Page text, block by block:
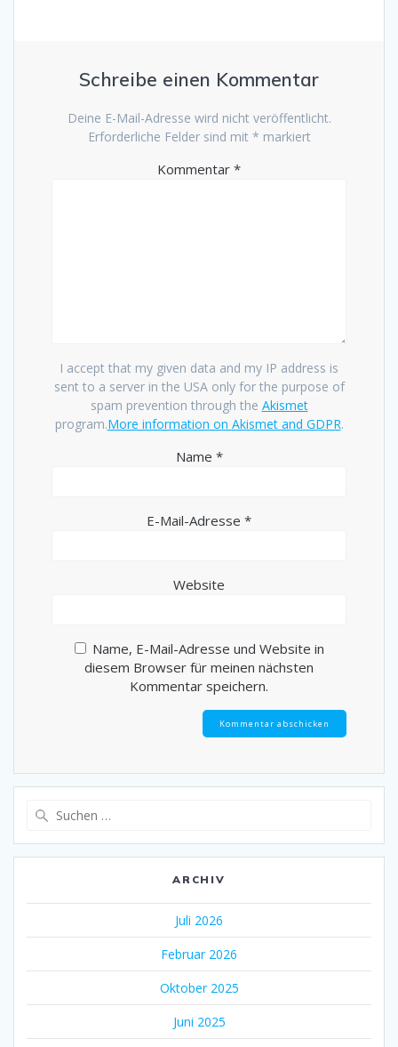
Schreibe einen Kommentar
Deine E-Mail-Adresse wird nicht veröffentlicht.
Erforderliche Felder sind mit * markiert
Kommentar *
I accept that my given data and my IP address is
sent to a server in the USA only for the purpose of
spam prevention through the Akismet
program.More information on Akismet and GDPR.
Name *
E-Mail-Adresse *
Website
Name, E-Mail-Adresse und Website in
diesem Browser für meinen nächsten
Kommentar speichern.
ARCHIV
Juli 2026
Februar 2026
Oktober 2025
Juni 2025